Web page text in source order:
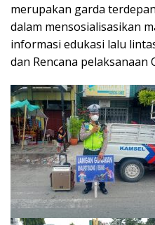
merupakan garda
dalam mensosialisasikan
informasi edukasi lalu
dan Rencana pelaksanaan